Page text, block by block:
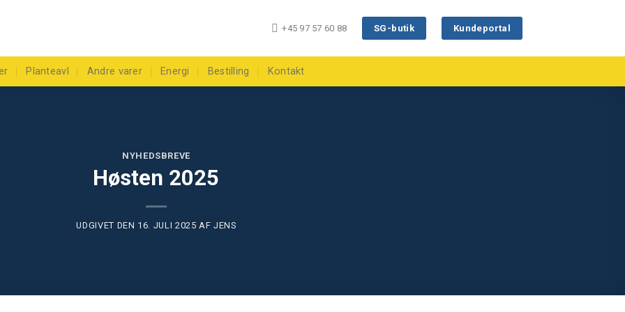
+45 97 57 60 88 SG-butik Kundeportal
Planteavl Andre varer Energi Bestilling Kontakt
NYHEDSBREVE
Høsten 2025
UDGIVET DEN 16. JULI 2025 AFJENS